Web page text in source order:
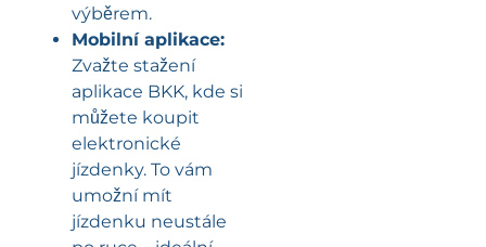
výběrem.
Mobilní aplikace:
Zvažte stažení
aplikace BKK, kde si
můžete koupit
elektronické
jízdenky. To vám
umožní mít
jízdenku neustále